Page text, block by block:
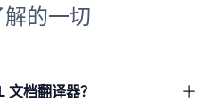
的一切
档翻译器？